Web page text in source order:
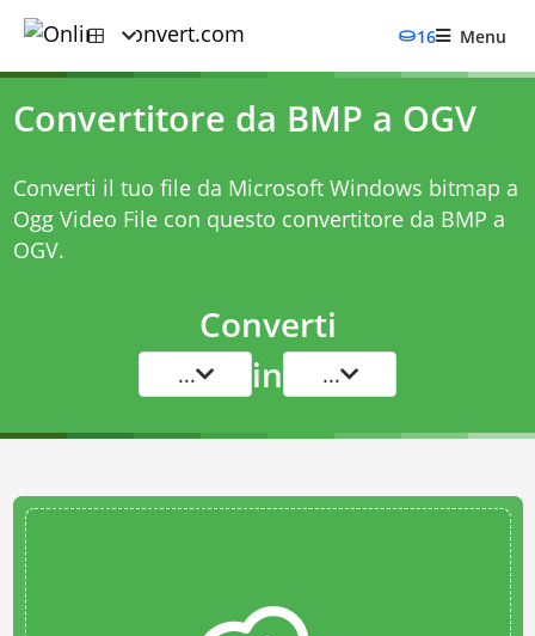
16 Menu
Convertitore da BMP a OGV
Converti il tuo file da Microsoft Windows bitmap a
Ogg Video File con questo convertitore da BMP a
OGV.
Converti
... in ...